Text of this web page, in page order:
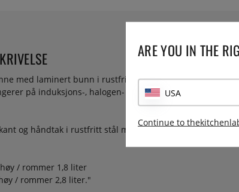
med laminert bunn i rustfritt stål for god
på induksjons-, halogen-
og håndtak i rustfritt stål medfølger.
/ rommer 1,8 liter
/ rommer 2,8 liter."
ARE YOU IN THE
USA
Continue to